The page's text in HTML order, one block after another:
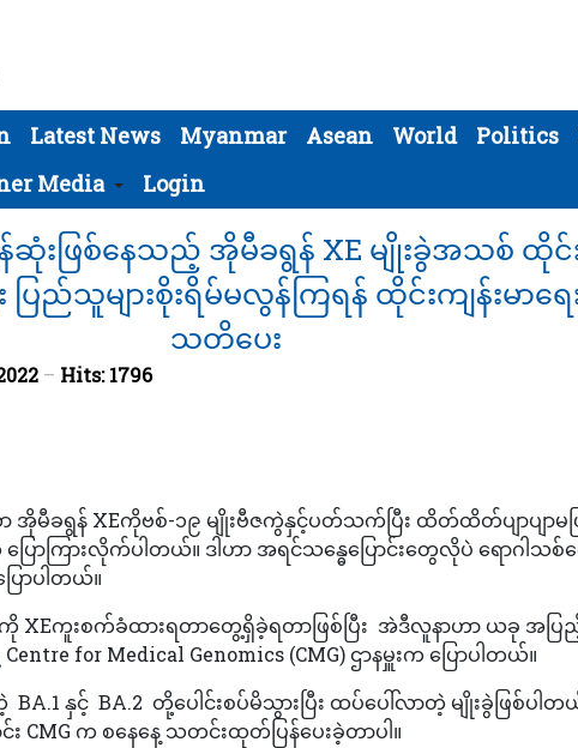
Latest News Myanmar Asean World Politics
Media Login
းဖြစ်နေသည့် အိုမီခရွန် XE မျိုးခွဲအသစ် ထိုင်
ြည်သူများစိုးရိမ်မလွန်ကြရန် ထိုင်းကျန်းမာရ
သတိပေး
Hits: 1796
မီခရွန် XEကိုဗစ်-၁၉ မျိုးဗီဇကွဲနှင့်ပတ်သက်ပြီး ထိတ်ထိတ်ပျာပျာမဖ
ပြောကြားလိုက်ပါတယ်။ ဒါဟာ အရင်သန္ဓေပြောင်းတွေလိုပဲ ရောဂါ
ာပါတယ်။
XEကူးစက်ခံထားရတာတွေ့ရှိခဲ့ရတာဖြစ်ပြီး အဲဒီလူနာဟာ ယခု အပ
for Medical Genomics (CMG) ဌာနမှူးက ပြောပါတယ်။
နှင့် BA.2 တို့ပေါင်းစပ်မိသွားပြီး ထပ်ပေါ်လာတဲ့ မျိုးခွဲဖြစ်ပါ
က စနေနေ့ သတင်းထုတ်ပြန်ပေးခဲ့တာပါ။